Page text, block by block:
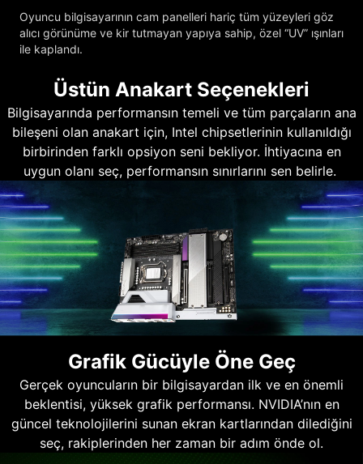
Oyuncu bilgisayarının cam panelleri hariç tüm yüzeyleri göz
alıcı görünüme ve kir tutmayan yapıya sahip, özel “UV” ışınları
ile kaplandı.
Üstün Anakart Seçenekleri
Bilgisayarında performansın temeli ve tüm parçaların ana
bileşeni olan anakart için, Intel chipsetlerinin kullanıldığı
birbirinden farklı opsiyon seni bekliyor. İhtiyacına en
uygun olanı seç, performansın sınırlarını sen belirle.
Grafik Gücüyle Öne Geç
Gerçek oyuncuların bir bilgisayardan ilk ve en önemli
beklentisi, yüksek grafik performansı. NVIDIA’nın en
güncel teknolojilerini sunan ekran kartlarından dilediğini
seç, rakiplerinden her zaman bir adım önde ol.